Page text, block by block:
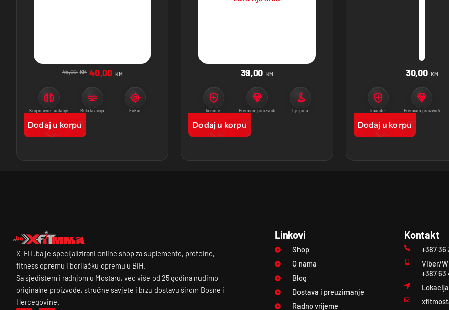
45,00 KM 40,00 KM
Kognitivne funkcije Relaksacija Fokus
Dodaj u korpu
39,00 KM
Imunitet Premium proizvodi Ljepota
Dodaj u korpu
30,00 KM
Imunitet Premium proizvodi
Dodaj u korpu
X-FIT.ba je specijalizirani online shop za suplemente, proteine,
fitness opremu i borilačku opremu u BiH.
Sa sjedištem i radnjom u Mostaru, već više od 25 godina nudimo
originalne proizvode, stručne savjete i brzu dostavu širom Bosne i
Hercegovine.
Linkovi
Shop
O nama
Blog
Dostava i preuzimanje
Radno vrijeme
Kontakt
+387 36
Viber/
+387 63